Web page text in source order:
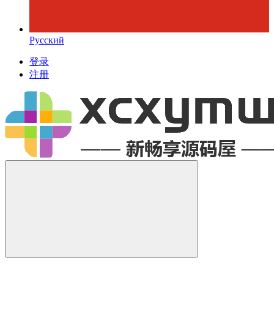
Русский
登录
注册